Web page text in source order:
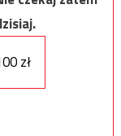
zł